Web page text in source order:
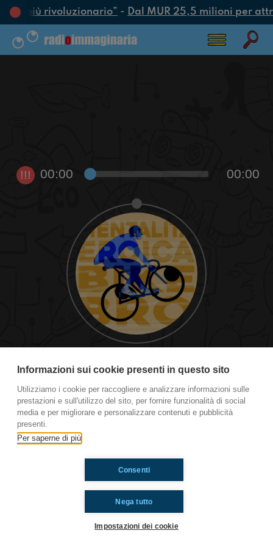
più rivoluzionario”- Dal MUR 25,5 milioni per
!!! 00:00 00:00
Ep. 20 Ho dormito in una prigione
Ti è piaciuto? Condividilo!
Informazioni sui cookie presenti in questo sito
Utilizziamo i cookie per raccogliere e analizzare informazioni sulle
prestazioni e sull'utilizzo del sito, per fornire funzionalità di social
media e per migliorare e personalizzare contenuti e pubblicità
presenti.
Per saperne di più
Nega tutto
Consenti
Impostazioni dei cookie